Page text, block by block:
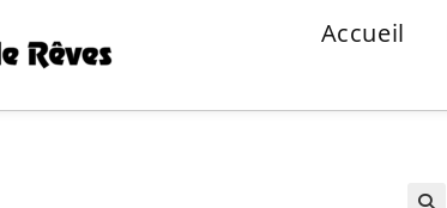
Accueil